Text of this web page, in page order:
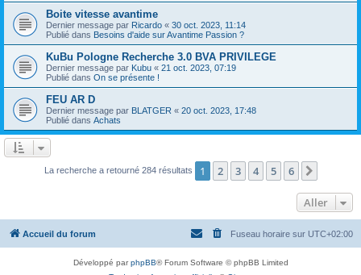
Boite vitesse avantime
Dernier message par Ricardo « 30 oct. 2023, 11:14
Publié dans Besoins d'aide sur Avantime Passion ?
KuBu Pologne Recherche 3.0 BVA PRIVILEGE
Dernier message par Kubu « 21 oct. 2023, 07:19
Publié dans On se présente !
FEU AR D
Dernier message par BLATGER « 20 oct. 2023, 17:48
Publié dans Achats
La recherche a retourné 284 résultats 1 2 3 4 5 6
Aller
Accueil du forum Fuseau horaire sur UTC+02:00
Développé parphpBB® Forum Software © phpBB Limited